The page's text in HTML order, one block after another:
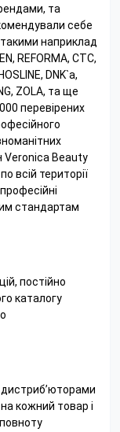
та
себе
наприклад
REFORMA, CTC,
DNK`a,
ZOLA, та ще
перевірених
Veronica Beauty
всій території
стандартам
постійно
каталогу
кожний товар і